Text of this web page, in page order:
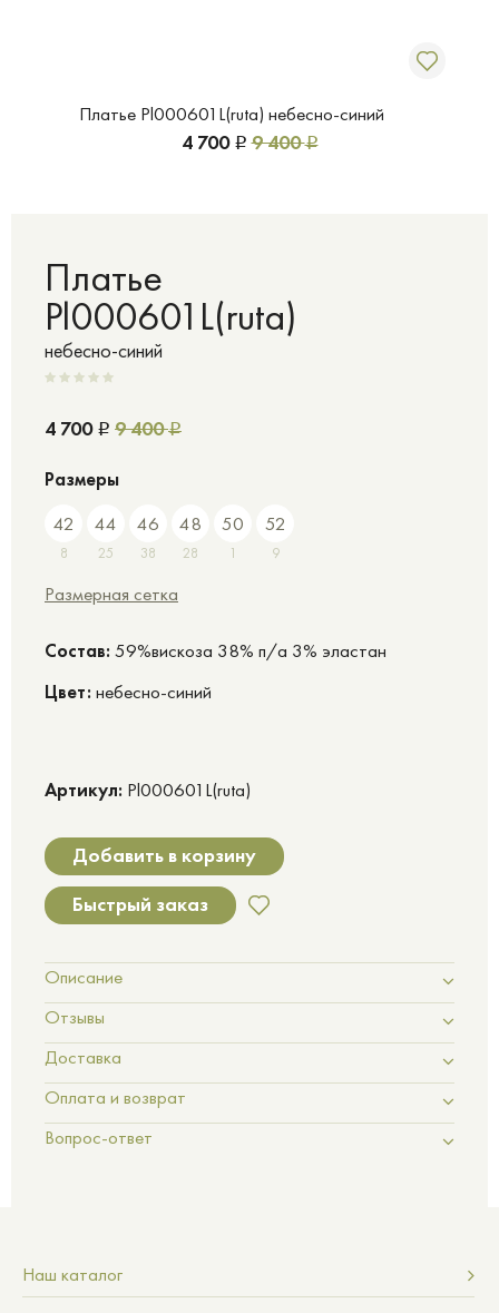
Платье Pl000601L(ruta) небесно-синий
4 700 Р 9 400Р
Платье
Pl000601L(ruta)
небесно-синий
4 700 Р 9 400Р
Размеры
42
8
44
25
46
38
48
28
50
1
52
9
Размерная сетка
Cостав: 59%вискоза 38% п/а 3% эластан
Цвет: небесно-синий
Артикул: Pl000601L(ruta)
Добавить в корзину
Быстрый заказ
Описание
Отзывы
Доставка
Оплата и возврат
Вопрос-ответ
Наш каталог